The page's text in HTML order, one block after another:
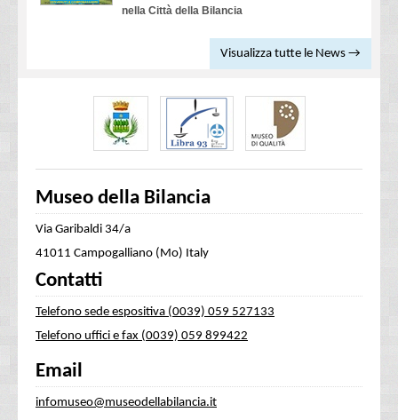
nella Città della Bilancia
Visualizza tutte le News →
Museo della Bilancia
Via Garibaldi 34/a
41011 Campogalliano (Mo) Italy
Contatti
Telefono sede espositiva (0039) 059 527133
Telefono uffici e fax (0039) 059 899422
Email
infomuseo@museodellabilancia.it